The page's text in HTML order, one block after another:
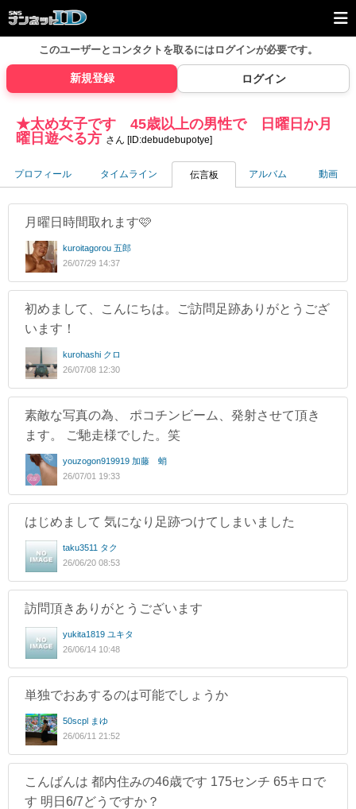
このユーザーとコンタクトを取るにはログインが必要です。
新規登録 ログイン
★太め女子です 45歳以上の男性で 日曜日か月
曜日遊べる方 さん [ID:debudebupotye]
プロフィール タイムライン 伝言板 アルバム 動画
月曜日時間取れます🩷
kuroitagorou 五郎
26/07/29 14:37
初めまして、こんにちは。ご訪問足跡ありがとうござ
います！
kurohashi クロ
26/07/08 12:30
素敵な写真の為、 ポコチンビーム、発射させて頂き
ます。 ご馳走様でした。笑
youzogon919919 加藤 蛸
26/07/01 19:33
はじめまして 気になり足跡つけてしまいました
taku3511 タク
26/06/20 08:53
訪問頂きありがとうございます
yukita1819 ユキタ
26/06/14 10:48
単独でおあするのは可能でしょうか
50scpl まゆ
26/06/11 21:52
こんばんは 都内住みの46歳です 175センチ 65キロで
す 明日6/7どうですか？